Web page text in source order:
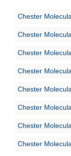
Chester
Chester
Chester
Chester
Chester
Chester
Chester
Chester